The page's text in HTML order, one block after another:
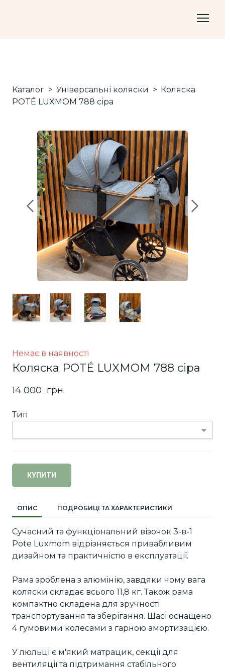
Каталог Універсальні коляски
Коляска
POTÉ LUXMOM 788 сіра
Немає в наявності
Коляска POTÉ LUXMOM 788 сіра
14 000  грн.
Тип
КУПИТИ
ОПИС ПОДРОБИЦІ ТА ХАРАКТЕРИСТИКИ
Сучасний та функціональний візочок 3-в-1
Pote Luxmom відрізняється привабливим
дизайном та практичністю в експлуатації.
Рама зроблена з алюмінію, завдяки чому вага
коляски складає всього 11,8 кг. Також рама
компактно складена для зручності
транспортування та зберігання. Шасі оснащено
4 гумовими колесами з гарною амортизацією.
У люльці є м'який матрацик, секції для
вентиляції та підтримання стабільного